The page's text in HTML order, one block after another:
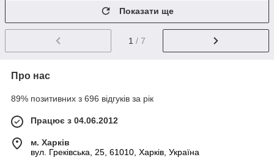
Показати ще
1 / 7
Про нас
89% позитивних з 696 відгуків за рік
Працює з 04.06.2012
м. Харків
вул. Греківська, 25, 61010, Харків, Україна